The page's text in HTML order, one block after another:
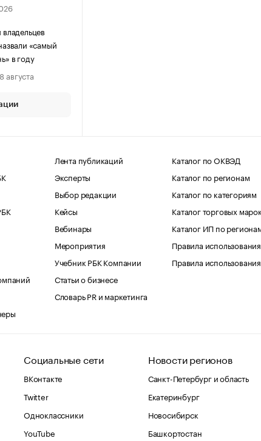
«самый
в году
8 августа
Лента публикаций
Эксперты
Выбор редакции
Кейсы
Вебинары
Мероприятия
Учебник РБК Компании
Статьи о бизнесе
Словарь PR и маркетинга
Каталог по ОКВЭД
Каталог по регионам
Каталог по категориям
Каталог торговых марок
Каталог ИП по
Правила
Правила
Социальные сети
ВКонтакте
Twitter
Одноклассники
YouTube
Новости регионов
Санкт-Петербург и область
Екатеринбург
Новосибирск
Башкортостан